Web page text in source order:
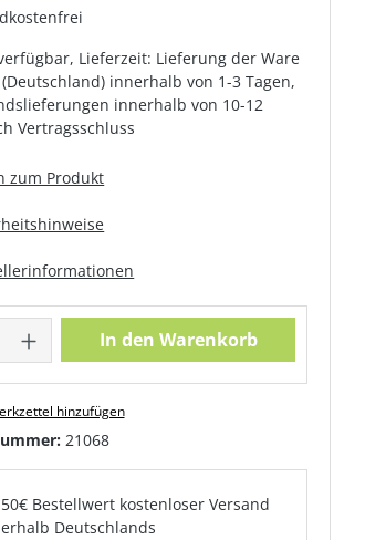
Lieferzeit: Lieferung der Ware
innerhalb von 1-3 Tagen,
innerhalb von 10-12
Vertragsschluss
zum Produkt
Anzahl: Gib den
In den Warenkorb
hinzufügen
21068
Bestellwert kostenloser Versand
Deutschlands